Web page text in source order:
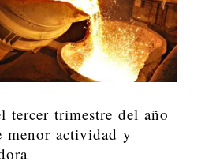
tercer trimestre del año
menor actividad y